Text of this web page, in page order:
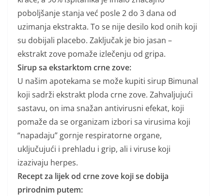
poboljšanje stanja već posle 2 do 3 dana od
uzimanja ekstrakta. To se nije desilo kod onih koji
su dobijali placebo. Zaključak je bio jasan –
ekstrakt zove pomaže izlečenju od gripa.
Sirup sa ekstarktom crne zove:
U našim apotekama se može kupiti sirup Bimunal
koji sadrži ekstrakt ploda crne zove. Zahvaljujući
sastavu, on ima snažan antivirusni efekat, koji
pomaže da se organizam izbori sa virusima koji
“napadaju” gornje respiratorne organe,
uključujući i prehladu i grip, ali i viruse koji
izazivaju herpes.
Recept za lijek od crne zove koji se dobija
prirodnim putem: